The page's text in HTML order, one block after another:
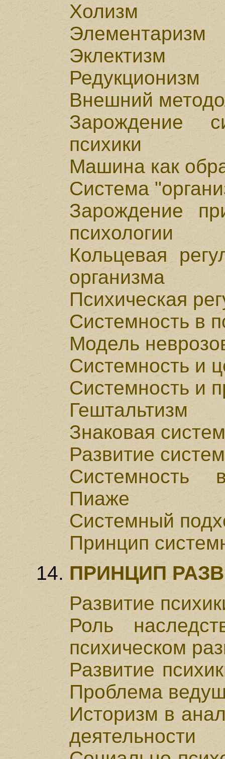
Холизм
Элементаризм
Эклектизм
Редукционизм
Внешний
Зарождение
психики
Машина как
Система
Зарождение
психологии
Кольцевая
организма
Психическая
Системность в
Модель
Системность и
Системность и
Гештальтизм
Знаковая
Развитие
Системность
Пиаже
Системный
Принцип
ПРИНЦИП
Развитие
Роль
психическом
Развитие
Проблема
Историзм в
деятельности